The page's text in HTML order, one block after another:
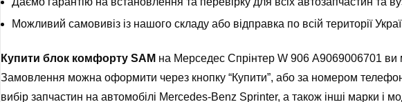
Можливий самовивіз із нашого складу або відправка по всій території
Купити блок комфорту SAM на Мерседес Спрінтер W 906 А9069006701 ви
Замовлення можна оформити через кнопку “Купити”, або за номером
вибір запчастин на автомобілі Mercedes-Benz Sprinter, а також інші марки і